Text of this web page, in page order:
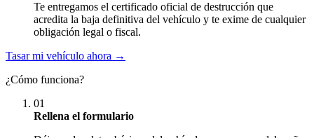
Te entregamos el certificado oficial de destrucción que
acredita la baja definitiva del vehículo y te exime de cualquier
obligación legal o fiscal.
Tasar mi vehículo ahora →
¿Cómo funciona?
01
Rellena el formulario